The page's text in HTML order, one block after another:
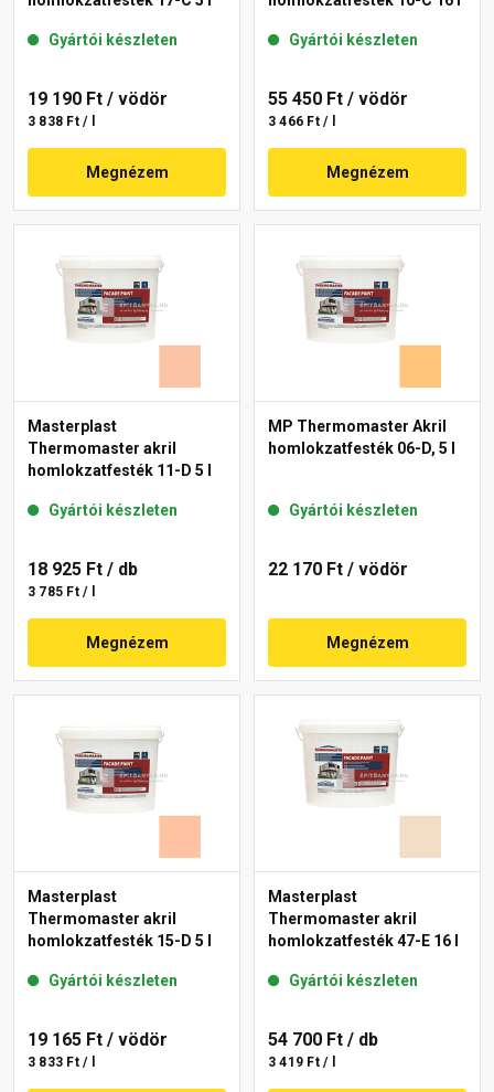
Gyártói készleten
19 190 Ft / vödör
3 838 Ft / l
Megnézem
Gyártói készleten
55 450 Ft / vödör
3 466 Ft / l
Megnézem
Masterplast
Thermomaster akril
homlokzatfesték 11-D 5 l
Gyártói készleten
18 925 Ft / db
3 785 Ft / l
Megnézem
MP Thermomaster Akril
homlokzatfesték 06-D, 5 l
Gyártói készleten
22 170 Ft / vödör
Megnézem
Masterplast
Thermomaster akril
homlokzatfesték 15-D 5 l
Gyártói készleten
19 165 Ft / vödör
3 833 Ft / l
Masterplast
Thermomaster akril
homlokzatfesték 47-E 16 l
Gyártói készleten
54 700 Ft / db
3 419 Ft / l